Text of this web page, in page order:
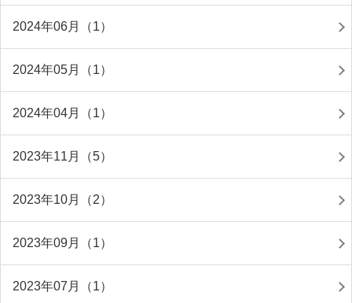
2024年06月（1）
2024年05月（1）
2024年04月（1）
2023年11月（5）
2023年10月（2）
2023年09月（1）
2023年07月（1）